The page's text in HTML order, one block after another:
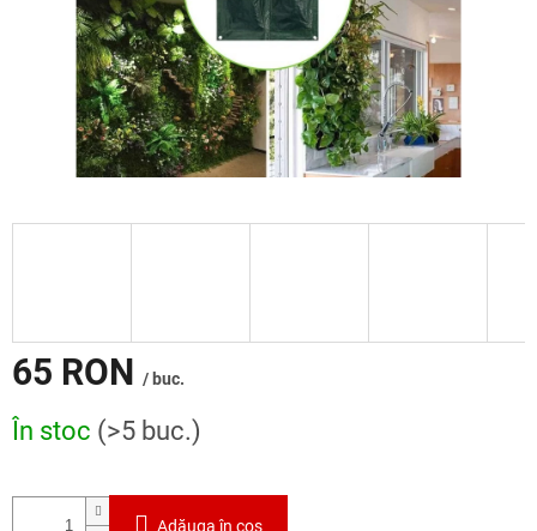
65 RON / buc.
Evaluare
preţ:
În stoc (>5 buc.)
Adăuga în coş